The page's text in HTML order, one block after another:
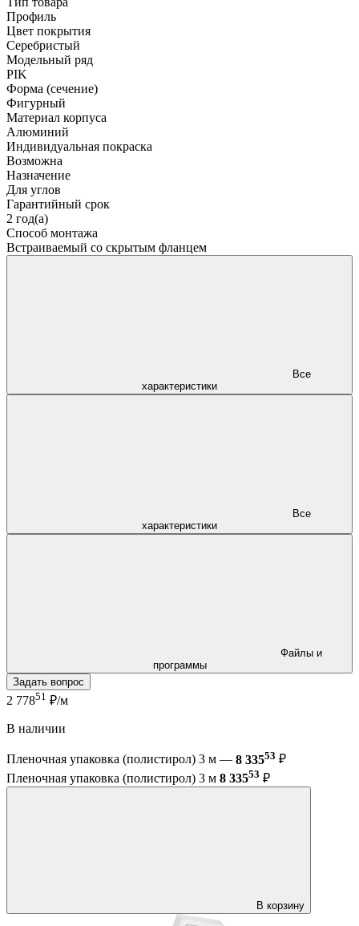
Профиль
Цвет покрытия
Серебристый
Модельный ряд
PIK
Форма (сечение)
Фигурный
Материал корпуса
Алюминий
Индивидуальная покраска
Возможна
Назначение
Для углов
Гарантийный срок
2 год(а)
Способ монтажа
Встраиваемый со скрытым фланцем
характеристики
характеристики
программы
Задать вопрос
2 77851 ₽/м
В наличии
Пленочная упаковка (полистирол) 3 м — 8 33553 ₽
Пленочная упаковка (полистирол) 3 м 8 33553 ₽
В корзину